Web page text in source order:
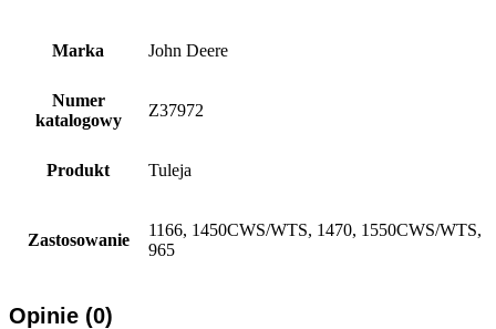
Marka John Deere
Numer
katalogowy
Z37972
Produkt Tuleja
Zastosowanie
1166, 1450CWS/WTS, 1470, 1550CWS/WTS,
965
Opinie (0)